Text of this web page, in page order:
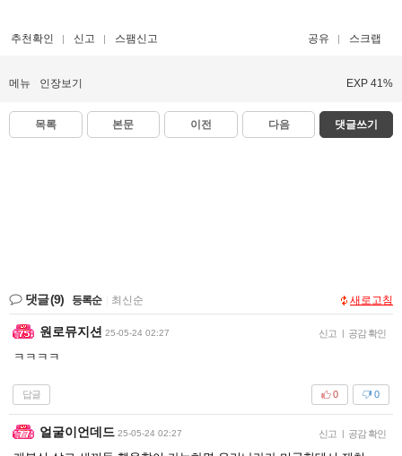
추천확인 신고 스팸신고 공유 스크랩
메뉴 인장보기 EXP 41%
목록 본문 이전 다음 댓글쓰기
댓글(9) 등록순 최신순 새로고침
원로뮤지션 25-05-24 02:27 신고 | 공감 확인
ㅋㅋㅋㅋ
답글 0
0
얼굴이언데드 25-05-24 02:27 신고 | 공감 확인